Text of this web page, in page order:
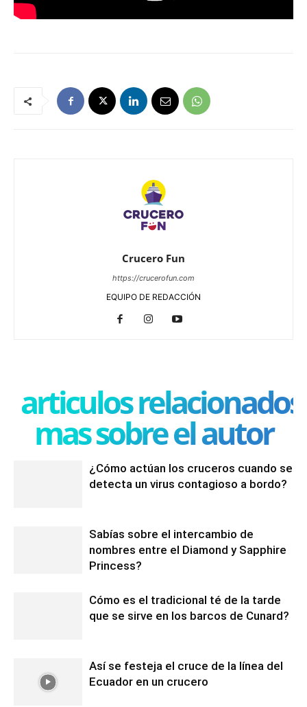
Crucero Fun
https://crucerofun.com
EQUIPO DE REDACCIÓN
articulos relacionados
mas sobre el autor
¿Cómo actúan los cruceros cuando se
detecta un virus contagioso a bordo?
Sabías sobre el intercambio de
nombres entre el Diamond y Sapphire
Princess?
Cómo es el tradicional té de la tarde
que se sirve en los barcos de Cunard?
Así se festeja el cruce de la línea del
Ecuador en un crucero